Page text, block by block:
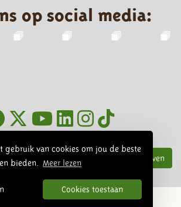
gebruik van cookies om jou de beste
bieden.
Meer lezen
Cookies toestaan
op social media:
Inschrijven